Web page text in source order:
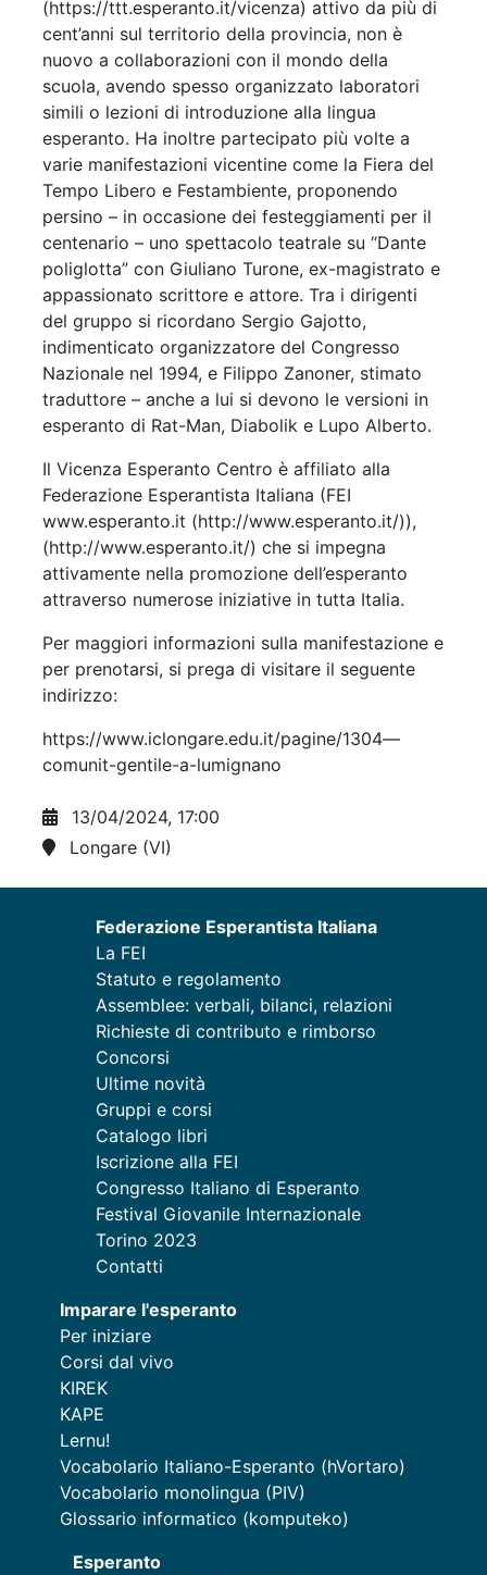
(https://ttt.esperanto.it/vicenza) attivo da più di
cent’anni sul territorio della provincia, non è
nuovo a collaborazioni con il mondo della
scuola, avendo spesso organizzato laboratori
simili o lezioni di introduzione alla lingua
esperanto. Ha inoltre partecipato più volte a
varie manifestazioni vicentine come la Fiera del
Tempo Libero e Festambiente, proponendo
persino – in occasione dei festeggiamenti per il
centenario – uno spettacolo teatrale su “Dante
poliglotta” con Giuliano Turone, ex-magistrato e
appassionato scrittore e attore. Tra i dirigenti
del gruppo si ricordano Sergio Gajotto,
indimenticato organizzatore del Congresso
Nazionale nel 1994, e Filippo Zanoner, stimato
traduttore – anche a lui si devono le versioni in
esperanto di Rat-Man, Diabolik e Lupo Alberto.
Il Vicenza Esperanto Centro è affiliato alla
Federazione Esperantista Italiana (FEI
www.esperanto.it (http://www.esperanto.it/)),
(http://www.esperanto.it/) che si impegna
attivamente nella promozione dell’esperanto
attraverso numerose iniziative in tutta Italia.
Per maggiori informazioni sulla manifestazione e
per prenotarsi, si prega di visitare il seguente
indirizzo:
https://www.iclongare.edu.it/pagine/1304—
comunit-gentile-a-lumignano
13/04/2024, 17:00
Longare (VI)
Federazione Esperantista Italiana
La FEI
Statuto e regolamento
Assemblee: verbali, bilanci, relazioni
Richieste di contributo e rimborso
Concorsi
Ultime novità
Gruppi e corsi
Catalogo libri
Iscrizione alla FEI
Congresso Italiano di Esperanto
Festival Giovanile Internazionale
Torino 2023
Contatti
Imparare l'esperanto
Per iniziare
Corsi dal vivo
KIREK
KAPE
Lernu!
Vocabolario Italiano-Esperanto (hVortaro)
Vocabolario monolingua (PIV)
Glossario informatico (komputeko)
Esperanto